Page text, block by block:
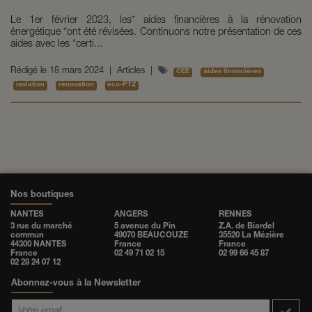
Le 1er février 2023, les* aides financières à la rénovation
énergétique *ont été révisées. Continuons notre présentation de ces
aides avec les *certi...
Rédigé le 18 mars 2024 Articles CEE
aides financières
isolation
rénovation éco-PTZ
Nos boutiques
NANTES
3 rue du marché
commun
44300 NANTES
France
02 28 24 07 12
ANGERS
5 avenue du Pin
49070 BEAUCOUZE
France
02 49 71 02 15
RENNES
Z.A. de Biardel
35520 La Mézière
France
02 99 66 45 87
Abonnez-vous à la Newsletter